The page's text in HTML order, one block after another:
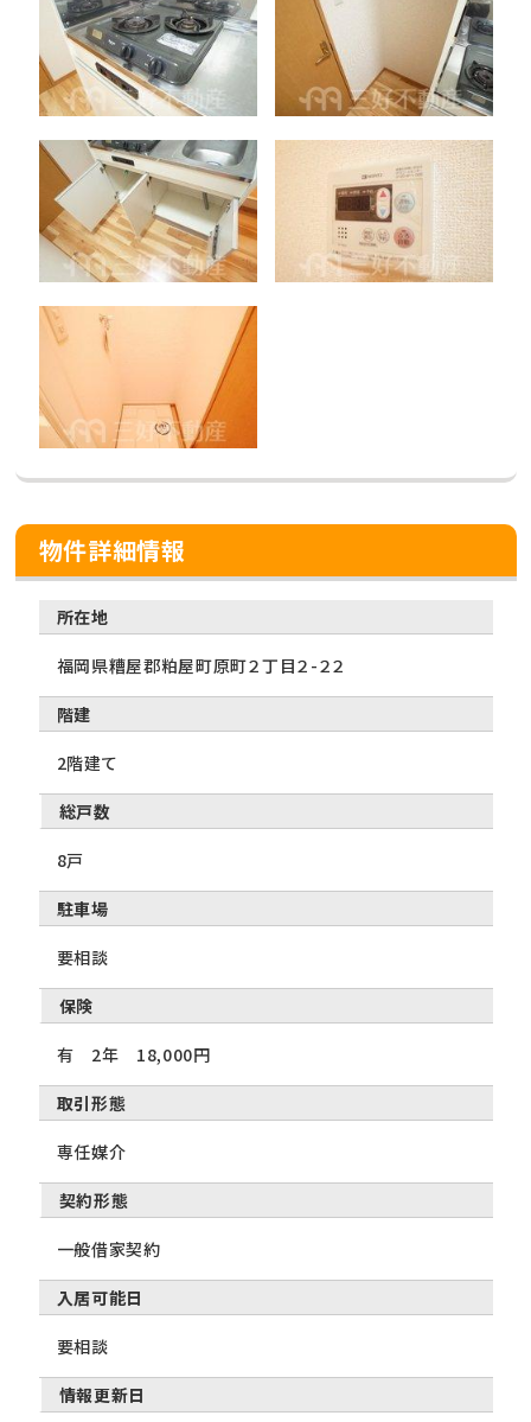
物件詳細情報
所在地
福岡県糟屋郡粕屋町原町２丁目２-２２
階建
2階建て
総戸数
8戸
駐車場
要相談
保険
有 2年 18,000円
取引形態
専任媒介
契約形態
一般借家契約
入居可能日
要相談
情報更新日